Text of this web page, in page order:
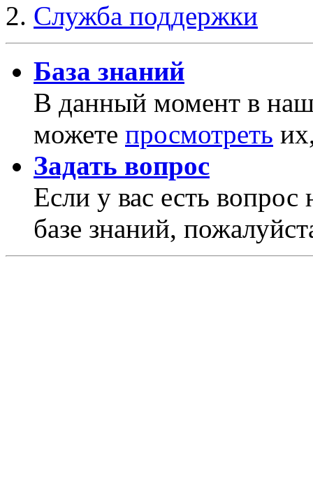
Служба поддержки
База знаний
В данный момент в
можете просмотреть
Задать вопрос
Если у вас есть
базе знаний,